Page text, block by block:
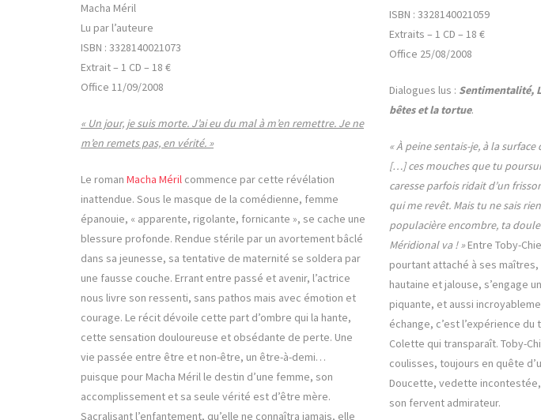
Macha Méril
Lu par l’auteure
ISBN : 3328140021073
Extrait – 1 CD – 18 €
Office 11/09/2008
« Un jour, je suis morte. J’ai eu du mal à m’en remettre. Je ne
m’en remets pas, en vérité. »
Le roman Macha Méril commence par cette révélation
inattendue. Sous le masque de la comédienne, femme
épanouie, « apparente, rigolante, fornicante », se cache une
blessure profonde. Rendue stérile par un avortement bâclé
dans sa jeunesse, sa tentative de maternité se soldera par
une fausse couche. Errant entre passé et avenir, l’actrice
nous livre son ressenti, sans pathos mais avec émotion et
courage. Le récit dévoile cette part d’ombre qui la hante,
cette sensation douloureuse et obsédante de perte. Une
vie passée entre être et non-être, un être-à-demi…
puisque pour Macha Méril le destin d’une femme, son
accomplissement et sa seule vérité est d’être mère.
Sacralisant l’enfantement, qu’elle ne connaîtra jamais, elle
ISBN : 3328140021059
Extraits – 1 CD – 18 €
Office 25/08/2008
Dialogues lus : Sentimentalité,
bêtes et la tortue.
« À peine sentais-je, à la
[…] ces mouches que tu
caresse parfois ridait d’un
qui me revêt. Mais tu ne sais
populacière encombre, ta
Méridional va ! »Entre Toby-
pourtant attaché à ses
hautaine et jalouse, s’engage
piquante, et aussi
échange, c’est l’expérience
Colette qui transparaît. Toby-
coulisses, toujours en quête
Doucette, vedette
son fervent admirateur.